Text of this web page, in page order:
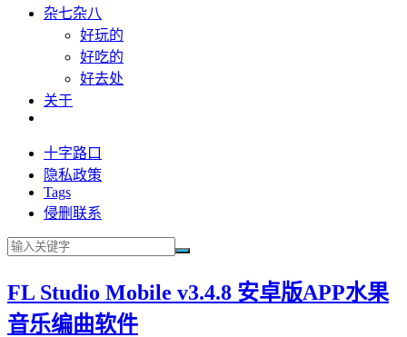
杂七杂八
好玩的
好吃的
好去处
关于
十字路口
隐私政策
Tags
侵删联系
FL Studio Mobile v3.4.8 安卓版APP水果
音乐编曲软件